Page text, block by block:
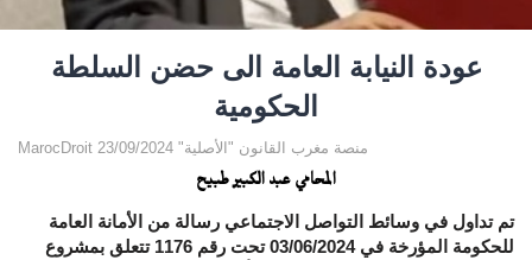
عودة النيابة العامة الى حضن السلطة
الحكومية
MarocDroit منصة مغرب القانون "الأصلية" 23/09/2024
المحامي عبد الكبير طبيح
تم تداول في وسائط التواصل الاجتماعي رسالة من الأمانة العامة
للحكومة المؤرخة في 03/06/2024 تحت رقم 1176 تتعلق بمشروع